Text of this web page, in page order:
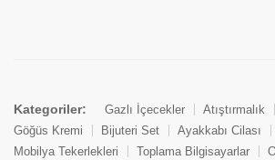
Kategoriler: Gazlı İçecekler Atıştırmalık
Göğüs Kremi
Bijuteri Set
Ayakkabı Cilası
Mobilya Tekerlekleri
Toplama Bilgisayarlar